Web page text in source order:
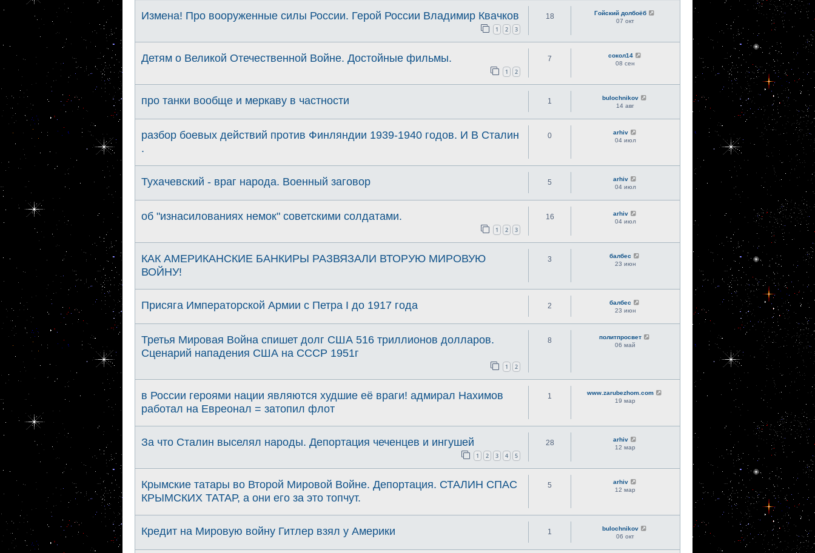
Измена! Про вооруженные силы России. Герой России Владимир Квачков
1 2 3
18
Гойский долбоёб
07 окт
Детям о Великой Отечественной Войне. Достойные фильмы.
1 2
7
сокол14
08 сен
про танки вообще и меркаву в частности 1
bulochnikov
14 авг
разбор боевых действий против Финляндии 1939-1940 годов. И В Сталин
.
0
arhiv
04 июл
Тухачевский - враг народа. Военный заговор 5
arhiv
04 июл
об "изнасилованиях немок" советскими солдатами.
1 2 3
16
arhiv
04 июл
КАК АМЕРИКАНСКИЕ БАНКИРЫ РАЗВЯЗАЛИ ВТОРУЮ МИРОВУЮ
ВОЙНУ!
3
балбес
23 июн
Присяга Императорской Армии с Петра I до 1917 года 2
балбес
23 июн
Третья Мировая Война спишет долг США 516 триллионов долларов.
Сценарий нападения США на СССР 1951г
1 2
8
политпросвет
06 май
в России героями нации являются худшие её враги! адмирал Нахимов
работал на Евреонал = затопил флот
1
www.zarubezhom.com
19 мар
За что Сталин выселял народы. Депортация чеченцев и ингушей
1 2 3 4 5
28
arhiv
12 мар
Крымские татары во Второй Мировой Войне. Депортация. СТАЛИН СПАС
КРЫМСКИХ ТАТАР, а они его за это топчут.
5
arhiv
12 мар
Кредит на Мировую войну Гитлер взял у Америки 1
bulochnikov
06 окт